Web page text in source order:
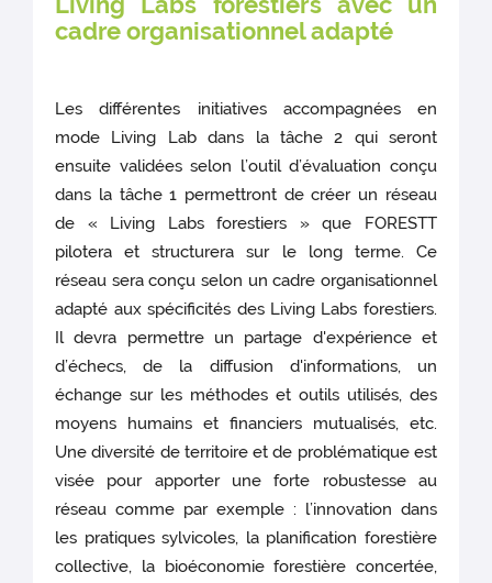
cadre organisationnel adapté
Les différentes initiatives accompagnées en
mode Living Lab dans la tâche 2 qui seront
ensuite validées selon l’outil d’évaluation conçu
dans la tâche 1 permettront de créer un réseau
de « Living Labs forestiers » que FORESTT
pilotera et structurera sur le long terme. Ce
réseau sera conçu selon un cadre organisationnel
adapté aux spécificités des Living Labs forestiers.
Il devra permettre un partage d'expérience et
d’échecs, de la diffusion d'informations, un
échange sur les méthodes et outils utilisés, des
moyens humains et financiers mutualisés, etc.
Une diversité de territoire et de problématique est
visée pour apporter une forte robustesse au
réseau comme par exemple : l’innovation dans
les pratiques sylvicoles, la planification forestière
collective, la bioéconomie forestière concertée,